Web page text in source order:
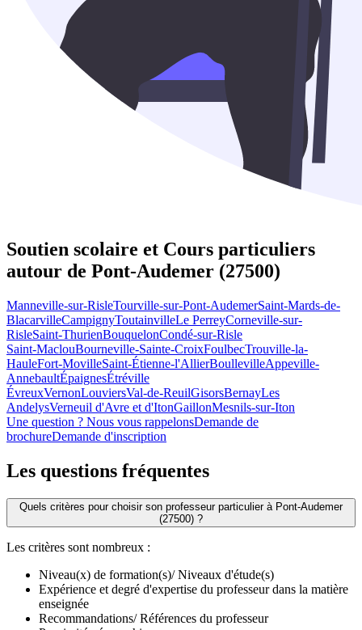
Soutien scolaire et Cours particuliers
autour de Pont-Audemer (27500)
Manneville-sur-RisleTourville-sur-Pont-AudemerSaint-Mards-de-
BlacarvilleCampignyToutainvilleLe PerreyCorneville-sur-
RisleSaint-ThurienBouquelonCondé-sur-Risle
Saint-MaclouBourneville-Sainte-CroixFoulbecTrouville-la-
HauleFort-MovilleSaint-Étienne-l'AllierBoullevilleAppeville-
AnnebaultÉpaignesÉtréville
ÉvreuxVernonLouviersVal-de-ReuilGisorsBernayLes
AndelysVerneuil d'Avre et d'ItonGaillonMesnils-sur-Iton
Une question ? Nous vous rappelonsDemande de
brochureDemande d'inscription
Les questions fréquentes
Quels critères pour choisir son professeur particulier à Pont-Audemer
(27500) ?
Les critères sont nombreux :
Niveau(x) de formation(s)/ Niveaux d'étude(s)
Expérience et degré d'expertise du professeur dans la matière
enseignée
Recommandations/ Références du professeur